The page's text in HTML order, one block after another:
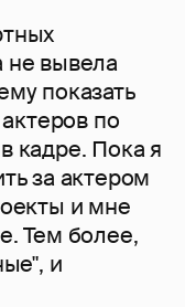
не вывела
показать
по
кадре. Пока я
за актером
и мне
Тем более,
и